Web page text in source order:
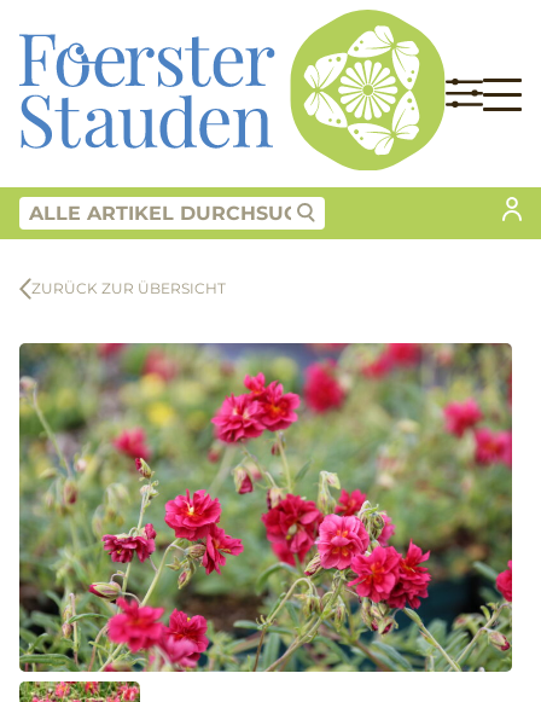
ZURÜCK ZUR ÜBERSICHT